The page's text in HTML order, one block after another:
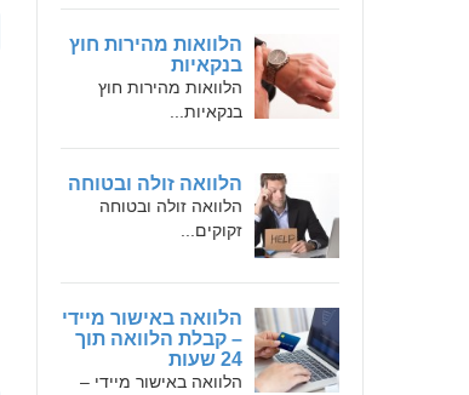
הלוואות מהירות חוץ
בנקאיות
הלוואות מהירות חוץ
בנקאיות...
הלוואה זולה ובטוחה
הלוואה זולה ובטוחה
זקוקים...
הלוואה באישור מיידי
– קבלת הלוואה תוך
24 שעות
הלוואה באישור מיידי –